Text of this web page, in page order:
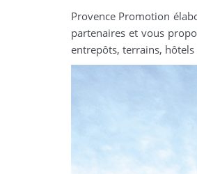
Provence Promotion
partenaires et vous
entrepôts, terrains, hôtels